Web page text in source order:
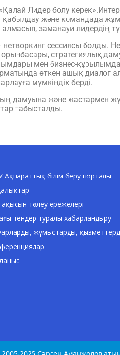
Лидер болу
қабылдау және командада
алмасып, заманауи лидердің
нетворкинг сессиясы
стратегиялық
мен бизнес-
өткен ашық диалог
мүмкіндік берді.
және жастармен
табысталды.
Ақпараттық білім беру порталы
төлеу ережелері
тендер туралы хабарландыру
жұмыстарды,
2025 Сәрсен Аманжолов